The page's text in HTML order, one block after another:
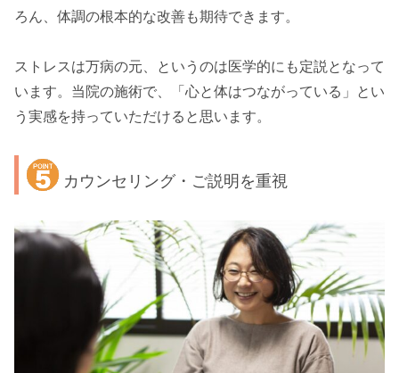
ろん、体調の根本的な改善も期待できます。
ストレスは万病の元、というのは医学的にも定説となって
います。当院の施術で、「心と体はつながっている」とい
う実感を持っていただけると思います。
カウンセリング・ご説明を重視